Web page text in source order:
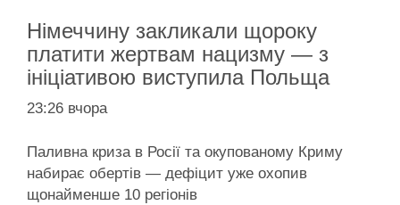
Німеччину закликали щороку
платити жертвам нацизму — з
ініціативою виступила Польща
23:26 вчора
Паливна криза в Росії та окупованому Криму
набирає обертів — дефіцит уже охопив
щонайменше 10 регіонів